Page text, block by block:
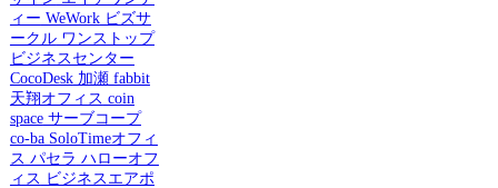
ィー WeWorkビズサ
ークルワンストップ
ビジネスセンター
CocoDesk加瀬 fabbit
天翔オフィス coin
spaceサーブコープ
co-baSoloTimeオフィ
ス パセラ ハローオフ
ィス ビジネスエアポ